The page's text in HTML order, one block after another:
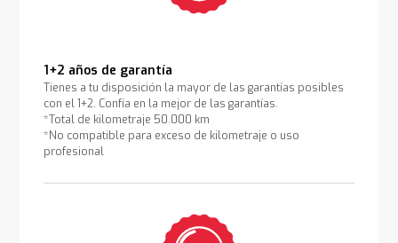
1+2 años de garantía
Tienes a tu disposición la mayor de las garantías posibles
con el 1+2. Confía en la mejor de las garantías.
*Total de kilometraje 50.000 km
*No compatible para exceso de kilometraje o uso
profesional